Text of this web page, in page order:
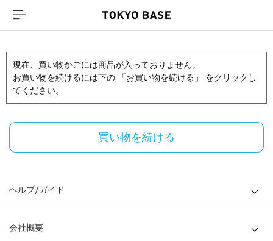
現在、買い物かごには商品が入っておりません。
お買い物を続けるには下の 「お買い物を続ける」 をクリックし
てください。
買い物を続ける
ヘルプ/ガイド
会社概要